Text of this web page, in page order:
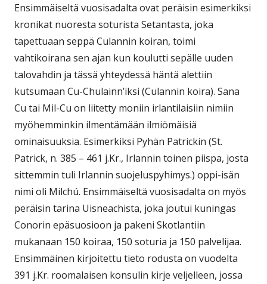
Ensimmäiseltä vuosisadalta ovat peräisin esimerkiksi
kronikat nuoresta soturista Setantasta, joka
tapettuaan seppä Culannin koiran, toimi
vahtikoirana sen ajan kun koulutti sepälle uuden
talovahdin ja tässä yhteydessä häntä alettiin
kutsumaan Cu-Chulainn’iksi (Culannin koira). Sana
Cu tai Mil-Cu on liitetty moniin irlantilaisiin nimiin
myöhemminkin ilmentämään ilmiömäisiä
ominaisuuksia. Esimerkiksi Pyhän Patrickin (St.
Patrick, n. 385 – 461 j.Kr., Irlannin toinen piispa, josta
sittemmin tuli Irlannin suojeluspyhimys.) oppi-isän
nimi oli Milchú. Ensimmäiseltä vuosisadalta on myös
peräisin tarina Uisneachista, joka joutui kuningas
Conorin epäsuosioon ja pakeni Skotlantiin
mukanaan 150 koiraa, 150 soturia ja 150 palvelijaa.
Ensimmäinen kirjoitettu tieto rodusta on vuodelta
391 j.Kr. roomalaisen konsulin kirje veljelleen, jossa